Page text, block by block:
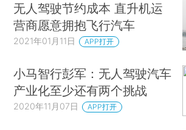
无人驾驶节约成本 直升机运
营商愿意拥抱飞行汽车
2021年01月11日 APP打开
小马智行彭军：无人驾驶汽车
产业化至少还有两个挑战
2020年11月07日 APP打开